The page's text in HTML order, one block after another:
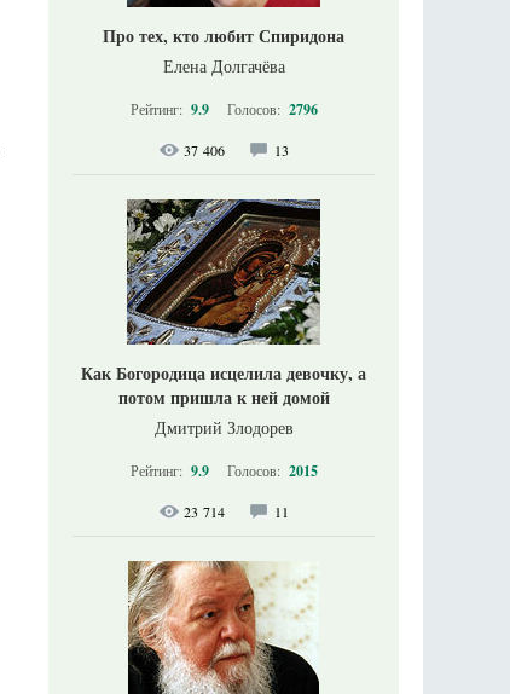
Про тех, кто любит Спиридона
Елена Долгачёва
Рейтинг: 9.9 Голосов: 2796
37 406 13
Как Богородица исцелила девочку, а
потом пришла к ней домой
Дмитрий Злодорев
Рейтинг: 9.9 Голосов: 2015
23 714 11